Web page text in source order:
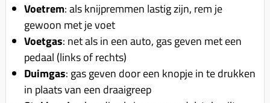
Voetrem: als knijpremmen lastig zijn, rem je
gewoon met je voet
Voetgas: net als in een auto, gas geven met een
pedaal (links of rechts)
Duimgas: gas geven door een knopje in te drukken
in plaats van een draaigreep